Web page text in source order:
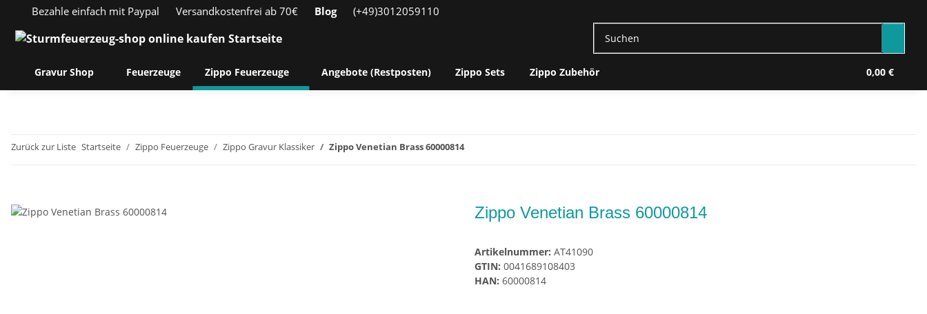
Bezahle einfach mit Paypal Versandkostenfrei ab 70€ Blog (+49)3012059110
Gravur Shop Feuerzeuge Zippo Feuerzeuge Angebote (Restposten) Zippo Sets Zippo Zubehör 0,00 €
Zurück zur Liste Startseite Zippo Feuerzeuge Zippo Gravur Klassiker Zippo Venetian Brass 60000814
Zippo Venetian Brass 60000814
Artikelnummer: AT41090
GTIN: 0041689108403
HAN: 60000814